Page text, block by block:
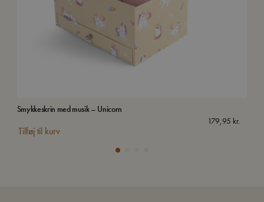
Smykkeskrin med musik – Unicorn
179,95 kr.
Tilføj til kurv